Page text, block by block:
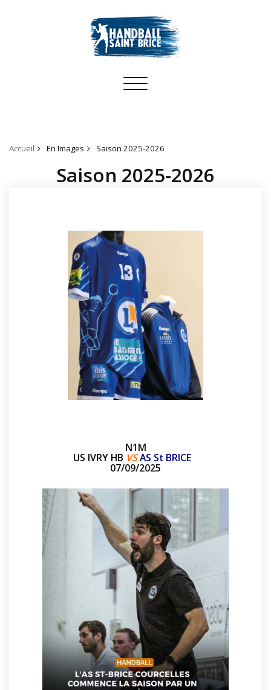
Toggle
Accueil En Images Saison 2025-2026
Saison 2025-2026
N1M
US IVRY HB VSAS St BRICE
07/09/2025